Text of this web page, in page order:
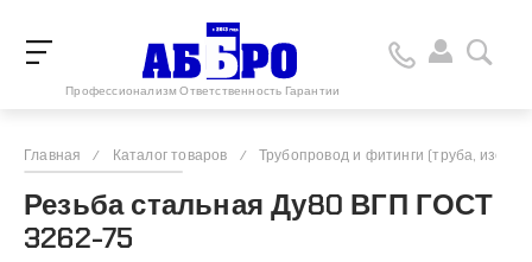
Профессионализм Ответственность Гарантии
Главная / Каталог товаров / Трубопровод и фитинги (труба,
Резьба стальная Ду80 ВГП ГОСТ
3262-75